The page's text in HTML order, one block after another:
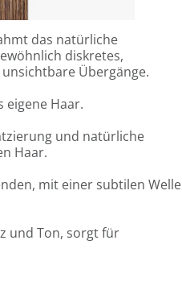
werden.
das natürliche
diskretes,
Übergänge.
eigene Haar.
und natürliche
Haar.
mit einer subtilen Welle
und Ton, sorgt für